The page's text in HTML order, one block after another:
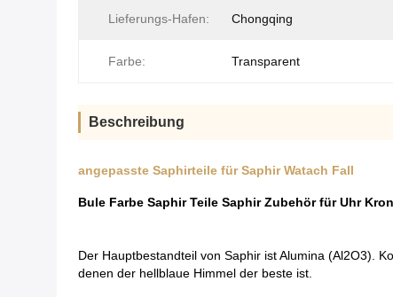
Lieferungs-Hafen: Chongqing
Farbe: Transparent
Beschreibung
angepasste Saphirteile für Saphir Watach Fall
Bule Farbe Saphir Teile Saphir Zubehör für Uhr
Der Hauptbestandteil von Saphir ist Alumina (Al2O3).
denen der hellblaue Himmel der beste ist.